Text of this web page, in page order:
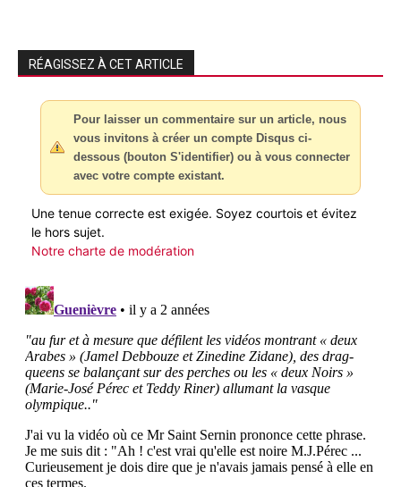
RÉAGISSEZ À CET ARTICLE
Pour laisser un commentaire sur un article, nous
vous invitons à créer un compte Disqus ci-
dessous (bouton S'identifier) ou à vous connecter
avec votre compte existant.
Une tenue correcte est exigée. Soyez courtois et évitez
le hors sujet.
Notre charte de modération